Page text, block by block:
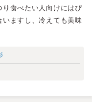
り食べたい人向けにはぴ
いますし、冷えても美味